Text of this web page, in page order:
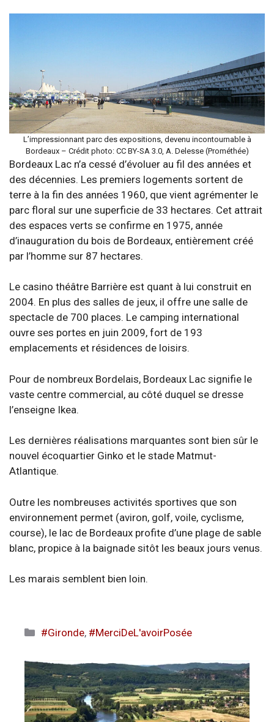
L’impressionnant parc des expositions, devenu incontournable à
Bordeaux – Crédit photo: CC BY-SA 3.0, A. Delesse (Prométhée)
Bordeaux Lac n’a cessé d’évoluer au fil des années et
des décennies. Les premiers logements sortent de
terre à la fin des années 1960, que vient agrémenter le
parc floral sur une superficie de 33 hectares. Cet attrait
des espaces verts se confirme en 1975, année
d’inauguration du bois de Bordeaux, entièrement créé
par l’homme sur 87 hectares.
Le casino théâtre Barrière est quant à lui construit en
2004. En plus des salles de jeux, il offre une salle de
spectacle de 700 places. Le camping international
ouvre ses portes en juin 2009, fort de 193
emplacements et résidences de loisirs.
Pour de nombreux Bordelais, Bordeaux Lac signifie le
vaste centre commercial, au côté duquel se dresse
l’enseigne Ikea.
Les dernières réalisations marquantes sont bien sûr le
nouvel écoquartier Ginko et le stade Matmut-
Atlantique.
Outre les nombreuses activités sportives que son
environnement permet (aviron, golf, voile, cyclisme,
course), le lac de Bordeaux profite d’une plage de sable
blanc, propice à la baignade sitôt les beaux jours venus.
Les marais semblent bien loin.
Catégories
#Gironde, #MerciDeL'avoirPosée